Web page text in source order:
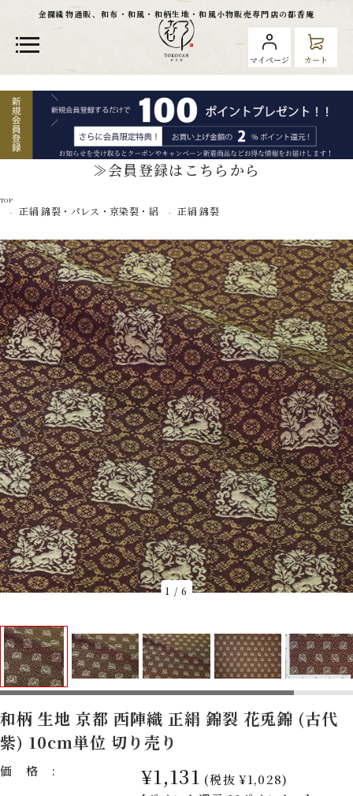
金襴織物通販、和布・和風・和柄生地・和風小物販売専門店の都香庵
マイページ カート
≫会員登録はこちらから
TOP
正絹 錦裂・パレス・京染裂・絽 正絹 錦裂
1 /6
和柄 生地 京都 西陣織 正絹 錦裂 花兎錦 (古代
紫) 10cm単位 切り売り
価格: ¥1,131 (税抜 ¥1,028)